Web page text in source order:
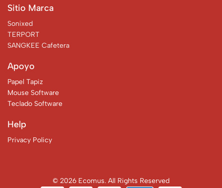
Sitio Marca
Sonixed
TERPORT
SANGKEE Cafetera
Apoyo
Papel Tapiz
Mouse Software
Teclado Software
Help
Privacy Policy
© 2026 Ecomus. All Rights Reserved